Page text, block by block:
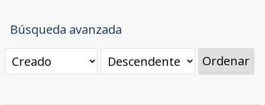
Búsqueda avanzada
Ordenar